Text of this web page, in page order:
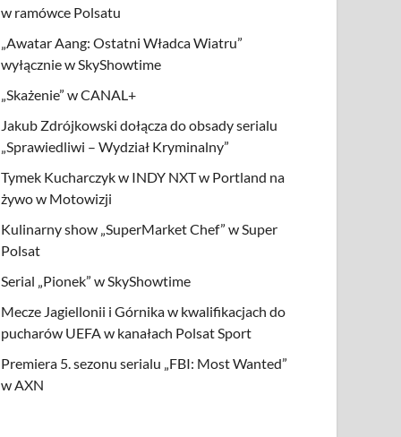
w ramówce Polsatu
„Awatar Aang: Ostatni Władca Wiatru”
wyłącznie w SkyShowtime
„Skażenie” w CANAL+
Jakub Zdrójkowski dołącza do obsady serialu
„Sprawiedliwi – Wydział Kryminalny”
Tymek Kucharczyk w INDY NXT w Portland na
żywo w Motowizji
Kulinarny show „SuperMarket Chef” w Super
Polsat
Serial „Pionek” w SkyShowtime
Mecze Jagiellonii i Górnika w kwalifikacjach do
pucharów UEFA w kanałach Polsat Sport
Premiera 5. sezonu serialu „FBI: Most Wanted”
w AXN